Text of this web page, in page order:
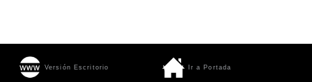
Versión Escritorio Ir a Portada